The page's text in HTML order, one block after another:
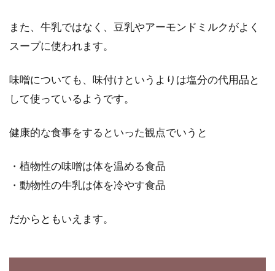
また、牛乳ではなく、豆乳やアーモンドミルクがよく
スープに使われます。
味噌についても、味付けというよりは塩分の代用品と
して使っているようです。
健康的な食事をするといった観点でいうと
・植物性の味噌は体を温める食品
・動物性の牛乳は体を冷やす食品
だからともいえます。